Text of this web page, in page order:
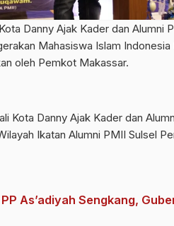
Danny Ajak Kader dan Alumni
Mahasiswa Islam
oleh Pemkot Makassar.
Kota Danny Ajak Kader dan
Ikatan Alumni PMII Sulsel
As’adiyah Sengkang,